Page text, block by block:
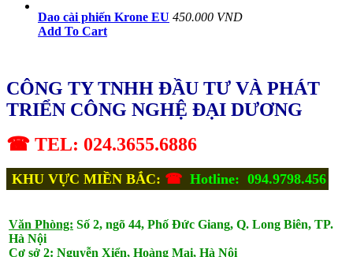
Dao cài phiến Krone EU 450.000 VND
Add To Cart
CÔNG TY TNHH ĐẦU TƯ VÀ PHÁT
TRIỂN CÔNG NGHỆ ĐẠI DƯƠNG
☎ TEL: 024.3655.6886
KHU VỰC MIỀN BẮC: ☎ Hotline: 094.9798.456
Văn Phòng: Số 2, ngõ 44, Phố Đức Giang, Q. Long Biên, TP.
Hà Nội
Cơ sở 2: Nguyễn Xiển, Hoàng Mai, Hà Nội